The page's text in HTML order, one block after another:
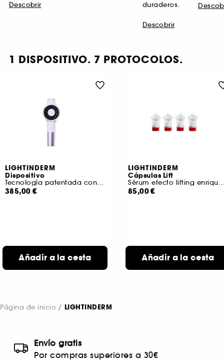
Descobrir​
duraderos.
Descobrir​
1 DISPOSITIVO. 7 PROTOCOLOS.
LIGHTINDERM
Dispositivo
Tecnología patentada con 5 luces led para regenerar la piel
385,00 €
Añadir a la cesta
LIGHTINDERM
Cápsulas Lift
Sérum efecto lifting enriquecido con
85,00 €
Añadir a la cesta
Página de inicio LIGHTINDERM
Envío gratis
Por compras superiores a 30€